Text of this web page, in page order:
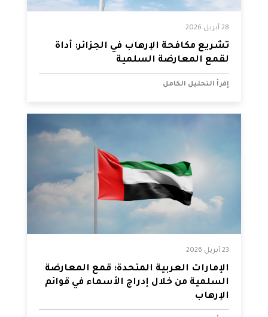
28 أبريل 2026
تشريع مكافحة الإرهاب في الجزائر: أداة
لقمع المعارضة السلمية
إقرأ التحليل الكامل
23 أبريل 2026
الإمارات العربية المتحدة: قمع المعارضة
السلمية من خلال إدراج الأسماء في قوائم
الإرهاب